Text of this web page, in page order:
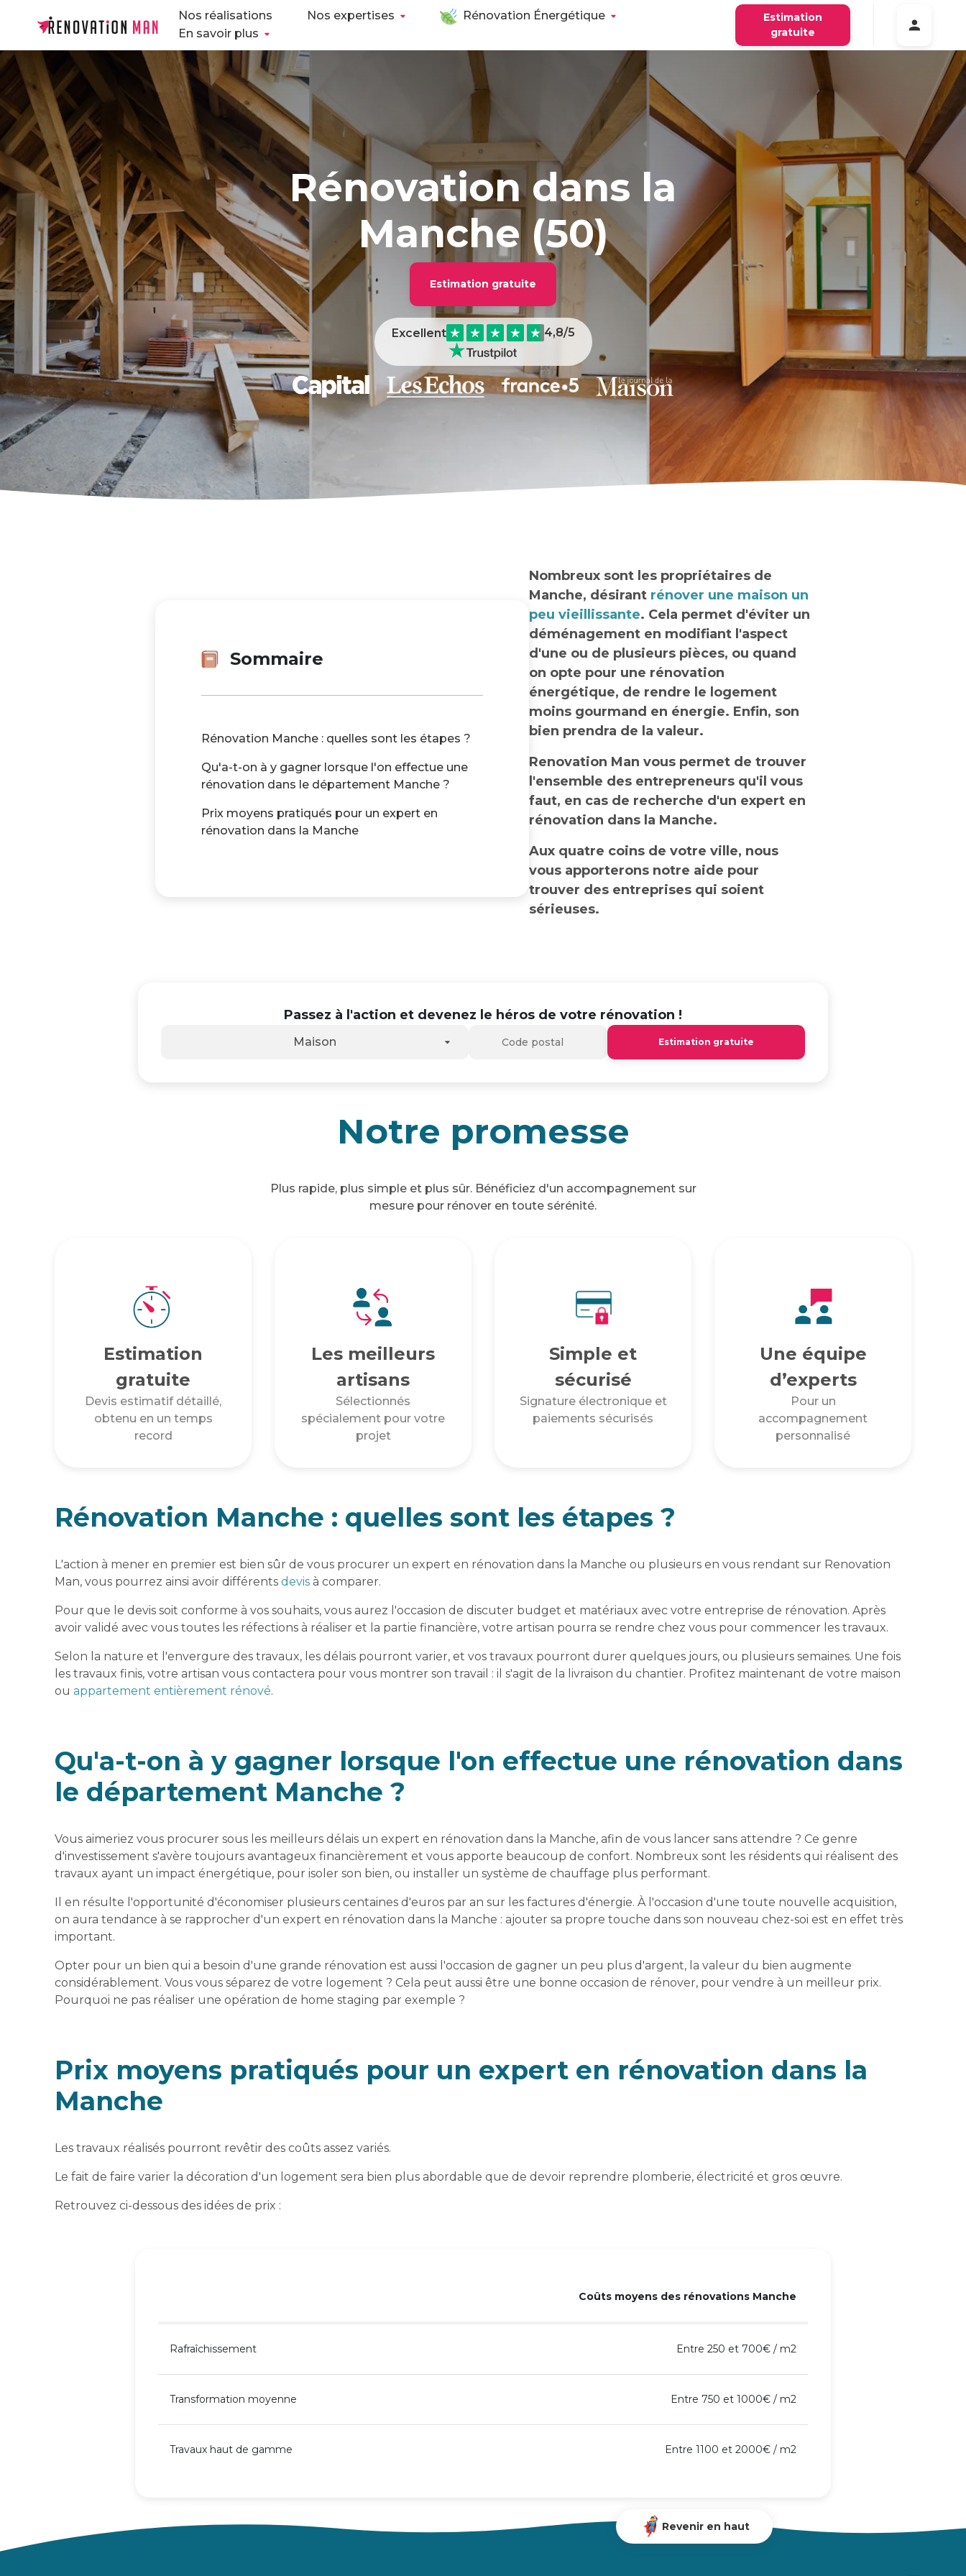
Nos réalisations Nos expertises
Rénovation Énergétique
En savoir plus
Estimation
gratuite
Rénovation dans la
Manche (50)
Estimation gratuite
Excellent 4,8/5
Sommaire
Rénovation Manche : quelles sont les étapes ?
Qu'a-t-on à y gagner lorsque l'on effectue une
rénovation dans le département Manche ?
Prix moyens pratiqués pour un expert en
rénovation dans la Manche
Nombreux sont les propriétaires de
Manche, désirant rénover une maison un
peu vieillissante. Cela permet d'éviter un
déménagement en modifiant l'aspect
d'une ou de plusieurs pièces, ou quand
on opte pour une rénovation
énergétique, de rendre le logement
moins gourmand en énergie. Enfin, son
bien prendra de la valeur.
Renovation Man vous permet de trouver
l'ensemble des entrepreneurs qu'il vous
faut, en cas de recherche d'un expert en
rénovation dans la Manche.
Aux quatre coins de votre ville, nous
vous apporterons notre aide pour
trouver des entreprises qui soient
sérieuses.
Passez à l'action et devenez le héros de votre rénovation !
Maison Estimation gratuite
Notre promesse
Plus rapide, plus simple et plus sûr. Bénéficiez d'un accompagnement sur
mesure pour rénover en toute sérénité.
Estimation
gratuite
Devis estimatif détaillé,
obtenu en un temps
record
Les meilleurs
artisans
Sélectionnés
spécialement pour votre
projet
Simple et
sécurisé
Signature électronique et
paiements sécurisés
Une équipe
d’experts
Pour un
accompagnement
personnalisé
Rénovation Manche : quelles sont les étapes ?
L'action à mener en premier est bien sûr de vous procurer un expert en rénovation dans la Manche ou plusieurs en vous rendant sur Renovation
Man, vous pourrez ainsi avoir différents devis à comparer.
Pour que le devis soit conforme à vos souhaits, vous aurez l'occasion de discuter budget et matériaux avec votre entreprise de rénovation. Après
avoir validé avec vous toutes les réfections à réaliser et la partie financière, votre artisan pourra se rendre chez vous pour commencer les travaux.
Selon la nature et l'envergure des travaux, les délais pourront varier, et vos travaux pourront durer quelques jours, ou plusieurs semaines. Une fois
les travaux finis, votre artisan vous contactera pour vous montrer son travail : il s'agit de la livraison du chantier. Profitez maintenant de votre maison
ou appartement entièrement rénové.
Qu'a-t-on à y gagner lorsque l'on effectue une rénovation dans
le département Manche ?
Vous aimeriez vous procurer sous les meilleurs délais un expert en rénovation dans la Manche, afin de vous lancer sans attendre ? Ce genre
d'investissement s'avère toujours avantageux financièrement et vous apporte beaucoup de confort. Nombreux sont les résidents qui réalisent des
travaux ayant un impact énergétique, pour isoler son bien, ou installer un système de chauffage plus performant.
Il en résulte l'opportunité d'économiser plusieurs centaines d'euros par an sur les factures d'énergie. À l'occasion d'une toute nouvelle acquisition,
on aura tendance à se rapprocher d'un expert en rénovation dans la Manche : ajouter sa propre touche dans son nouveau chez-soi est en effet très
important.
Opter pour un bien qui a besoin d'une grande rénovation est aussi l'occasion de gagner un peu plus d'argent, la valeur du bien augmente
considérablement. Vous vous séparez de votre logement ? Cela peut aussi être une bonne occasion de rénover, pour vendre à un meilleur prix.
Pourquoi ne pas réaliser une opération de home staging par exemple ?
Prix moyens pratiqués pour un expert en rénovation dans la
Manche
Les travaux réalisés pourront revêtir des coûts assez variés.
Le fait de faire varier la décoration d'un logement sera bien plus abordable que de devoir reprendre plomberie, électricité et gros œuvre.
Retrouvez ci-dessous des idées de prix :
Coûts moyens des rénovations Manche
Rafraîchissement Entre 250 et 700€ / m2
Transformation moyenne Entre 750 et 1000€ / m2
Travaux haut de gamme Entre 1100 et 2000€ / m2
Revenir en haut